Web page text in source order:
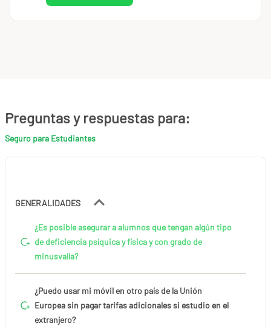
Preguntas y respuestas para:
Seguro para Estudiantes
GENERALIDADES
¿Es posible asegurar a alumnos que tengan algún tipo
de deficiencia psíquica y física y con grado de
minusvalía?
¿Puedo usar mi móvil en otro país de la Unión
Europea sin pagar tarifas adicionales si estudio en el
extranjero?